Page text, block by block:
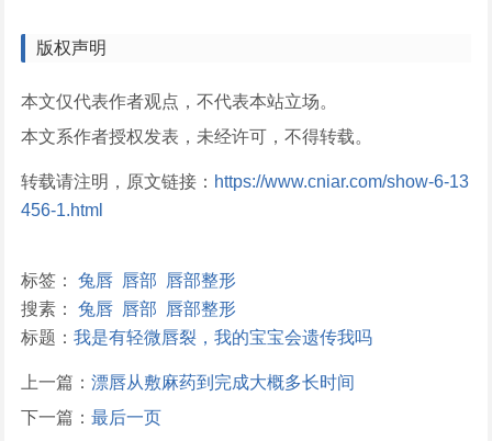
版权声明
本文仅代表作者观点，不代表本站立场。
本文系作者授权发表，未经许可，不得转载。
转载请注明，原文链接： https://www.cniar.com/show-6-13
456-1.html
标签：兔唇 唇部
唇部整形
搜素：兔唇 唇部
唇部整形
标题：我是有轻微唇裂，我的宝宝会遗传我吗
上一篇：漂唇从敷麻药到完成大概多长时间
下一篇：最后一页